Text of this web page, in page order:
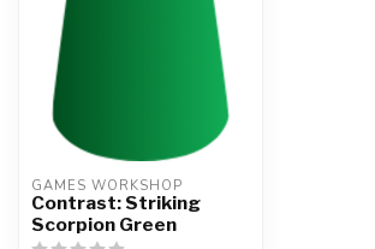
GAMES WORKSHOP
Contrast: Striking
Scorpion Green